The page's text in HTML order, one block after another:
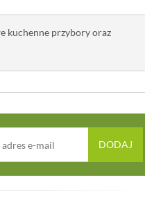
kuchenne przybory oraz
DODAJ